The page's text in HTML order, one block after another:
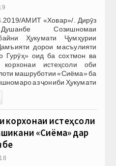
АМИТ «Ховар»/. Дирӯз
Созишномаи
Ҳукумати Ҷумҳурии
дорои масъулияти
Гурӯҳ» оид ба сохтмон ва
корхонаи истеҳсоли оби
машруботии «Сиёма» ба
аз ҷониби Ҳукумати
корхонаи истеҳсоли
«Сиёма» дар